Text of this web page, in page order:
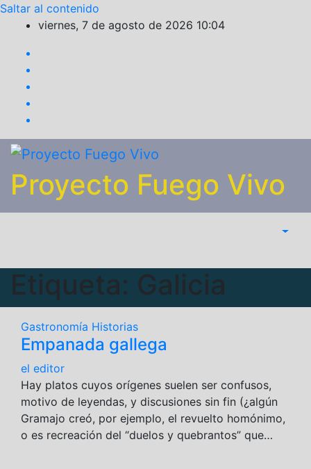
Saltar al contenido
viernes, 7 de agosto de 2026 10:04
Proyecto Fuego Vivo
Etiqueta: Galicia
Gastronomía Historias
Empanada gallega
el editor
Hay platos cuyos orígenes suelen ser confusos,
motivo de leyendas, y discusiones sin fin (¿algún
Gramajo creó, por ejemplo, el revuelto homónimo,
o es recreación del “duelos y quebrantos” que…